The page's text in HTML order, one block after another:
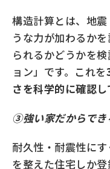
構造計算とは、地
うな力が加わるか
られるかどうかを
ョン」です。これを
さを科学的に確認し
③強い家だからでき
耐久性・耐震性に
を整えた住宅しか登